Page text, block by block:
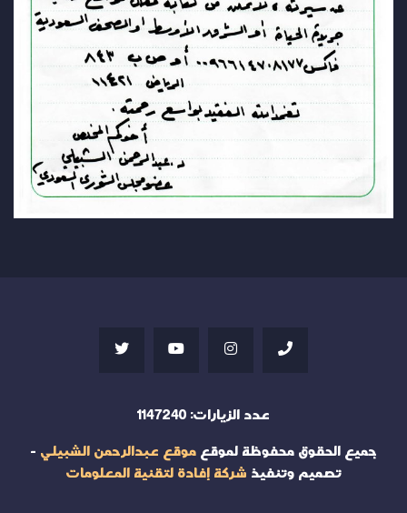
عدد الزيارات: 1147240
جميع الحقوق محفوظة لموقعموقع عبدالرحمن الشبيلي -
تصميم وتنفيذ شركة إفادة لتقنية المعلومات